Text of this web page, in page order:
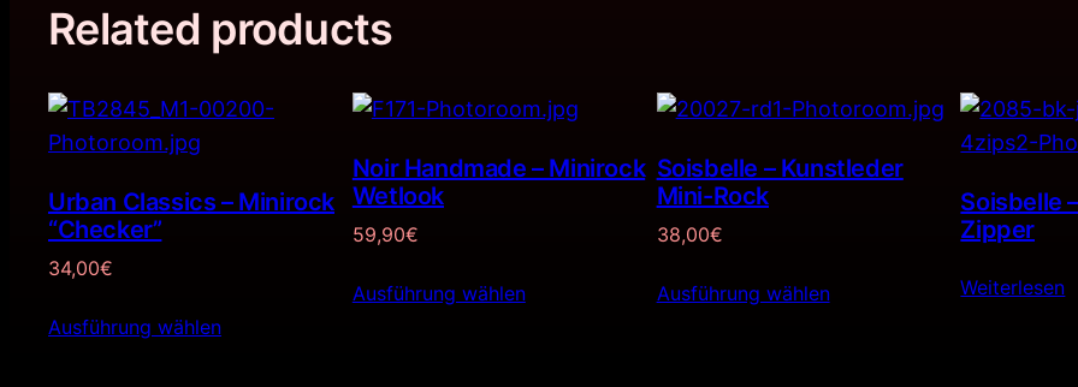
Related products
Urban Classics – Minirock
“Checker”
34,00€
Ausführung wählen
Noir Handmade – Minirock
Wetlook
59,90€
Ausführung wählen
Soisbelle – Kunstleder
Mini-Rock
38,00€
Ausführung wählen
Soisbelle
Zipper
Weiterlesen